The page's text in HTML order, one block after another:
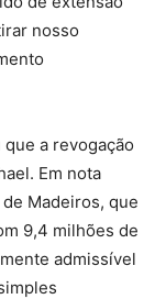
nosso
a revogação
Em nota
Madeiros, que
9,4 milhões de
admissível